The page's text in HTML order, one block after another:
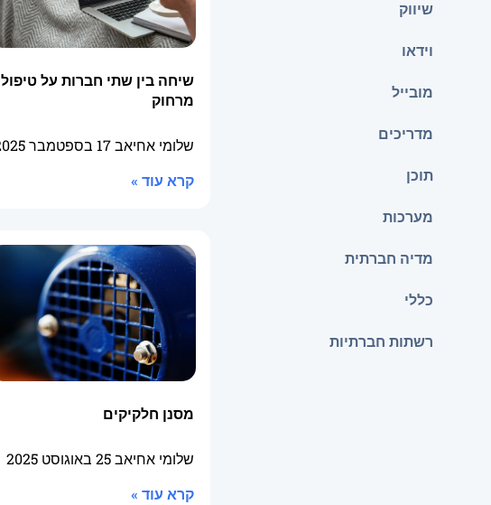
שיווק
וידאו
מובייל
מדריכים
תוכן
מערכות
מדיה חברתית
כללי
רשתות חברתיות
שיחה בין שתי חברות על טיפול
מרחוק
שלומי אחיאב17 בספטמבר 2025
קרא עוד »
מסנן חלקיקים
שלומי אחיאב25 באוגוסט 2025
קרא עוד »